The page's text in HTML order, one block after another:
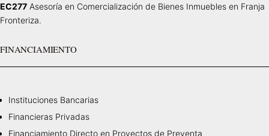
EC277 Asesoría en Comercialización de Bienes Inmuebles en Franja
Fronteriza.
FINANCIAMIENTO
Instituciones Bancarias
Financieras Privadas
Financiamiento Directo en Proyectos de Preventa